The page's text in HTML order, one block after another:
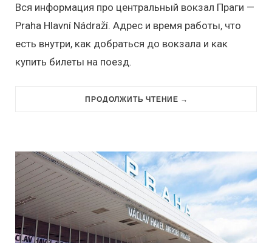
Вся информация про центральный вокзал Праги —
Praha Hlavní Nádraží. Адрес и время работы, что
есть внутри, как добраться до вокзала и как
купить билеты на поезд.
ПРОДОЛЖИТЬ ЧТЕНИЕ →